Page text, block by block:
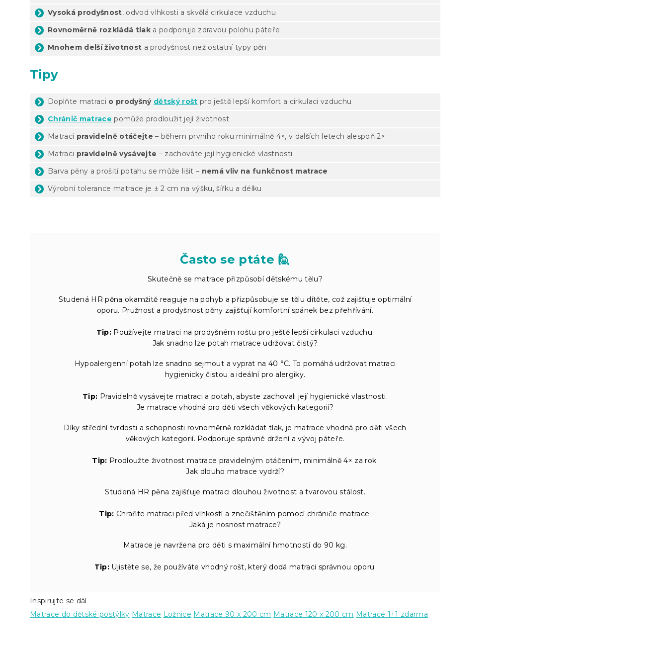
Vysoká prodyšnost, odvod vlhkosti a skvělá cirkulace vzduchu
Rovnoměrně rozkládá tlak a podporuje zdravou polohu páteře
Mnohem delší životnost a prodyšnost než ostatní typy pěn
Tipy
Doplňte matraci o prodyšný dětský rošt pro ještě lepší komfort a cirkulaci vzduchu
Chránič matrace pomůže prodloužit její životnost
Matraci pravidelně otáčejte – během prvního roku minimálně 4×, v dalších letech alespoň 2×
Matraci pravidelně vysávejte – zachováte její hygienické vlastnosti
Barva pěny a prošití potahu se může lišit – nemá vliv na funkčnost matrace
Výrobní tolerance matrace je ± 2 cm na výšku, šířku a délku
Často se ptáte 🙋
Skutečně se matrace přizpůsobí dětskému tělu?
Studená HR pěna okamžitě reaguje na pohyb a přizpůsobuje se tělu dítěte, což zajišťuje optimální
oporu. Pružnost a prodyšnost pěny zajišťují komfortní spánek bez přehřívání.
Tip: Používejte matraci na prodyšném roštu pro ještě lepší cirkulaci vzduchu.
Jak snadno lze potah matrace udržovat čistý?
Hypoalergenní potah lze snadno sejmout a vyprat na 40 °C. To pomáhá udržovat matraci
hygienicky čistou a ideální pro alergiky.
Tip: Pravidelně vysávejte matraci a potah, abyste zachovali její hygienické vlastnosti.
Je matrace vhodná pro děti všech věkových kategorií?
Díky střední tvrdosti a schopnosti rovnoměrně rozkládat tlak, je matrace vhodná pro děti všech
věkových kategorií. Podporuje správné držení a vývoj páteře.
Tip: Prodloužte životnost matrace pravidelným otáčením, minimálně 4× za rok.
Jak dlouho matrace vydrží?
Studená HR pěna zajišťuje matraci dlouhou životnost a tvarovou stálost.
Tip: Chraňte matraci před vlhkostí a znečištěním pomocí chrániče matrace.
Jaká je nosnost matrace?
Matrace je navržena pro děti s maximální hmotností do 90 kg.
Tip:Ujistěte se, že používáte vhodný rošt, který dodá matraci správnou oporu.
Inspirujte se dál
Matrace do dětské postýlky Matrace Ložnice Matrace 90 x 200 cm Matrace 120 x 200 cm Matrace 1+1 zdarma